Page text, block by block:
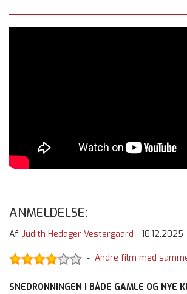
ANMELDELSE:
Af: Judith Hedager Vestergaard - 10.12.2025
- Andre film med
SNEDRONNINGEN I BÅDE GAMLE OG NYE